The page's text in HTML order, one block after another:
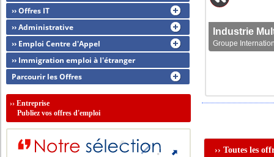
Groupe
›› Toutes les
›› Offres IT
›› Administrative
›› Emploi Centre d'Appel
›› Immigration emploi à l'étranger
Parcourir les Offres
››Entreprise
Publiez vos offres d'emploi